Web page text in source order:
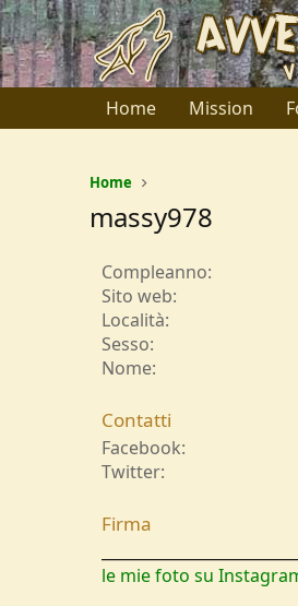
Home Mission
Home
massy978
Compleanno
Sito web
Località
Sesso
Nome
Contatti
Facebook
Twitter
Firma
le mie foto su